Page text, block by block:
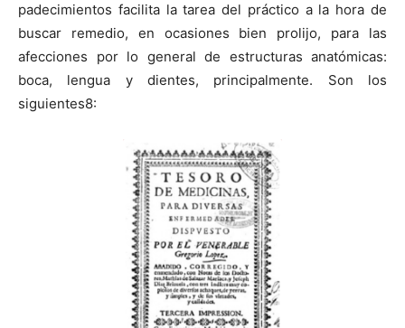
padecimientos facilita la tarea del práctico a la hora de
buscar remedio, en ocasiones bien prolijo, para las
afecciones por lo general de estructuras anatómicas:
boca, lengua y dientes, principalmente. Son los
siguientes8: